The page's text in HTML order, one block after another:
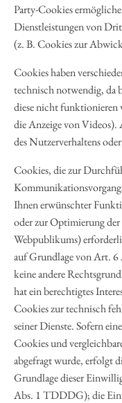
Party-Cookies
Dienstleistungen von
(z. B. Cookies zur
Cookies haben
technisch notwendig, da
diese nicht funktionieren
die Anzeige von
des Nutzerverhaltens
Cookies, die zur
Ihnen erwünschter
oder zur Optimierung der
Webpublikums)
auf Grundlage von Art.
keine andere
hat ein berechtigtes
Cookies zur technisch
seiner Dienste. Sofern
Cookies und
abgefragt wurde, erfolgt
Grundlage dieser
Abs. 1 TDDDG); die